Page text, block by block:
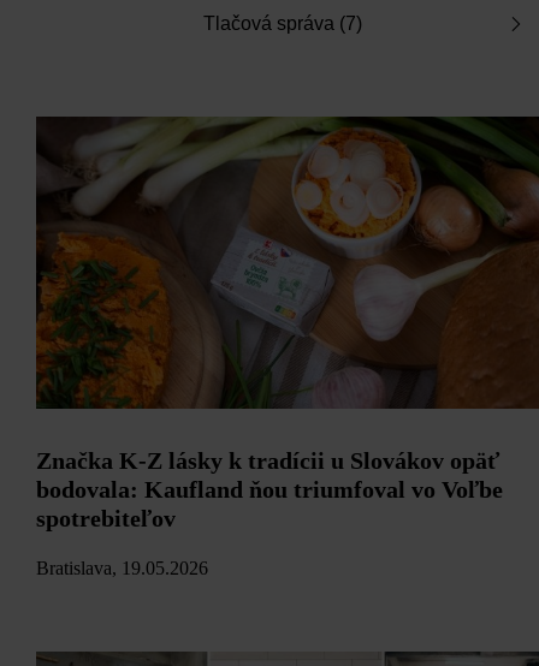
Tlačová správa (7)
Značka K-Z lásky k tradícii u Slovákov opäť
bodovala: Kaufland ňou triumfoval vo Voľbe
spotrebiteľov
Bratislava, 19.05.2026